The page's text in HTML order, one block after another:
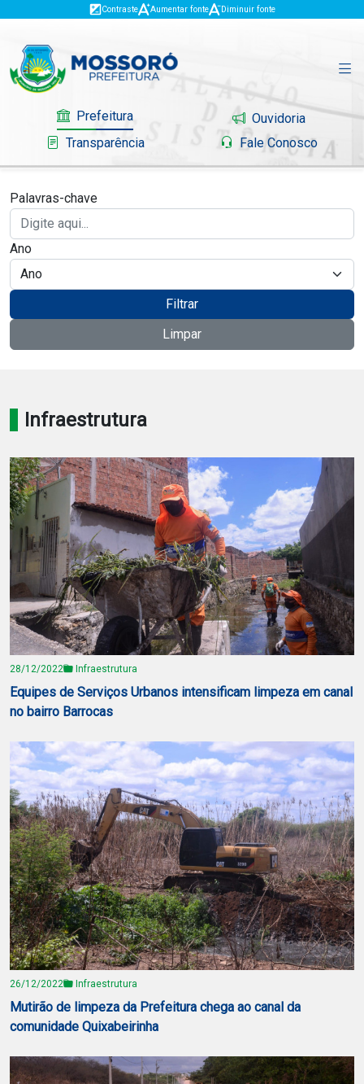
Contraste Aumentar fonte Diminuir fonte
Prefeitura
Ouvidoria
Transparência
Fale Conosco
Governo
Mossoró
Carta de Serviço
PESQUISAR
Palavras-chave
Ano
Filtrar
Limpar
Infraestrutura
28/12/2022 Infraestrutura
Equipes de Serviços Urbanos intensificam limpeza em canal
no bairro Barrocas
26/12/2022 Infraestrutura
Mutirão de limpeza da Prefeitura chega ao canal da
comunidade Quixabeirinha